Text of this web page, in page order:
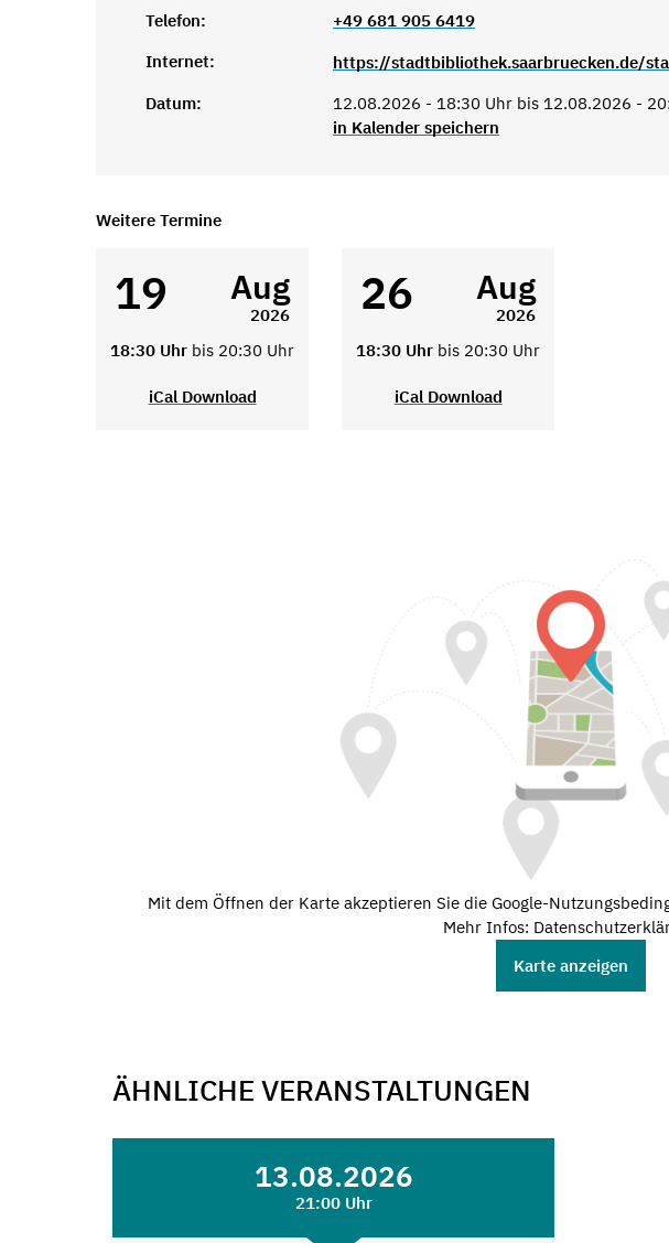
Telefon:
+49 681 905 6419
Internet:
Datum:
12.08.2026 - 18:30 Uhr bis 12.08.2026 -
in Kalender speichern
Weitere Termine
19 Aug
2026
18:30 Uhr bis 20:30 Uhr
iCal Download
26 Aug
2026
18:30 Uhr bis 20:30 Uhr
iCal Download
Mit dem Öffnen der Karte akzeptieren Sie die Google-
Mehr Infos:
Karte anzeigen
ÄHNLICHE VERANSTALTUNGEN
13.08.2026
21:00 Uhr